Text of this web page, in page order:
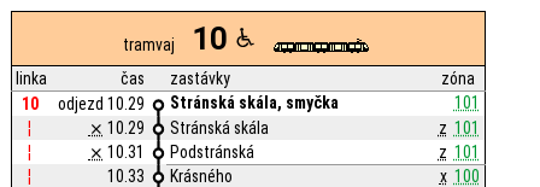
tramvaj 10
linka čas zastávky
zóna
10
odjezd 10.29 Stránská skála, smyčka
101
¦
⨯ 10.29 Stránská skála z 101
¦
⨯ 10.31 Podstránská z 101
¦
10.33 Krásného x 100